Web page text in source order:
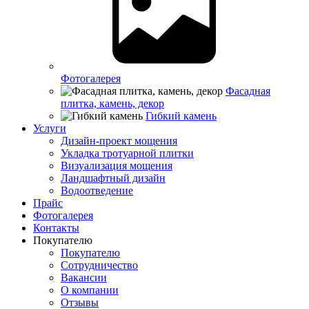
Фотогалерея
Фасадная
плитка, камень, декор
Гибкий камень
Услуги
Дизайн-проект мощения
Укладка тротуарной плитки
Визуализация мощения
Ландшафтный дизайн
Водоотведение
Прайс
Фотогалерея
Контакты
Покупателю
Покупателю
Сотрудничество
Вакансии
О компании
Отзывы